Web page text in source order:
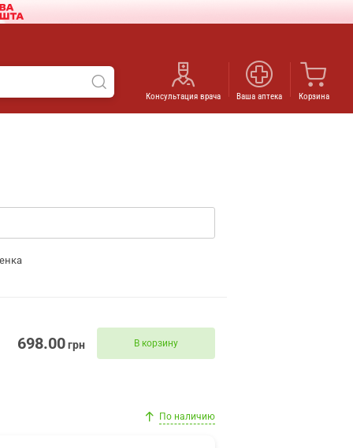
Консультация врача Ваша аптека Корзина
698.00грн В корзину
По наличию